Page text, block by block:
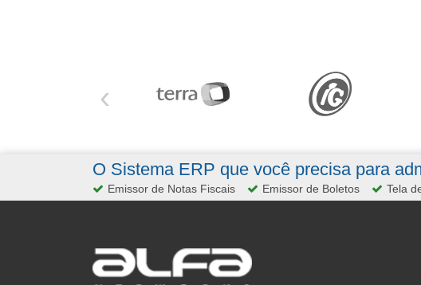
‹
O Sistema ERP que você precisa para
Emissor de Notas Fiscais Emissor de Boletos Tela